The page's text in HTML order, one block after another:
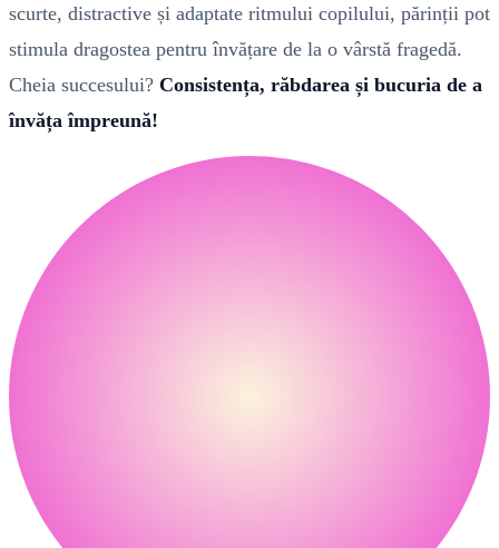
scurte, distractive și adaptate ritmului copilului, părinții pot
stimula dragostea pentru învățare de la o vârstă fragedă.
Cheia succesului? Consistența, răbdarea și bucuria de a
învăța împreună!